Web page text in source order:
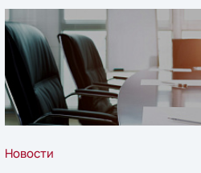
Новости